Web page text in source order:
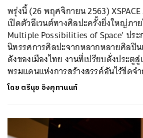
พรุ่งนี้ (26 พฤศจิกายน 2563)
เปิดตัวอีเวนต์ทางศิลปะครั้งยิ่งใหญ่ภาย
Multiple Possibilities of Space’ ปร
นิทรรศการศิลปะจากหลากหลายศิลปิ
ดังของเมืองไทย งานที่เปรียบดั่งประตู
พรมแดนแห่งการสร้างสรรค์อันไร้ขีดจ
โดย ตรีนุช อิงคุทานนท์